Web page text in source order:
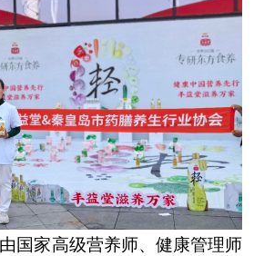
国家高级营养师、健康管理师